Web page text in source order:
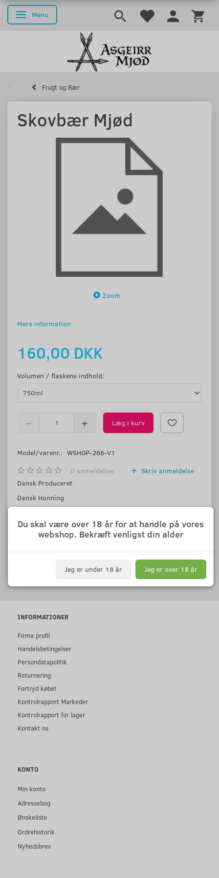
Skifte navigation
Menu
Frugt og Bær
Skovbær Mjød
Zoom
Mere information
160,00 DKK
Volumen / flaskens indhold:
Læg i kurv
Model/varenr.: WSHOP-266-V1
0 anmeldelser
Skriv anmeldelse
Dansk Produceret
Dansk Honning
12% ALC.VOL.
INFORMATIONER
Firma profil
Handelsbetingelser
Persondatapolitik
Returnering
Fortryd købet
Kontrolrapport Markeder
Kontrolrapport for lager
Kontakt os
KONTO
Min konto
Adressebog
Ønskeliste
Ordrehistorik
Nyhedsbrev
Du skal være over 18 år for at handle på vores
webshop. Bekræft venligst din alder
Jeg er under 18 år Jeg er over 18 år